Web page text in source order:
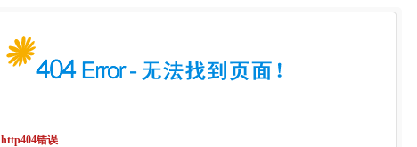
http404错误